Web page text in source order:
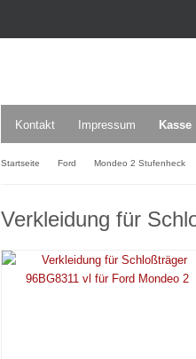
Kontakt Impressum Kasse
Startseite Ford Mondeo 2 Stufenheck
Verkleidung für